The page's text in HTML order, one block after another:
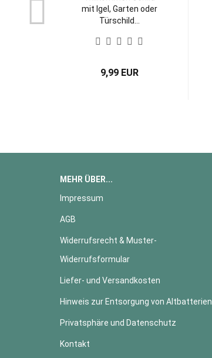
mit Igel, Garten oder
Türschild...
9,99 EUR
MEHR ÜBER...
Impressum
AGB
Widerrufsrecht & Muster-
Widerrufsformular
Liefer- und Versandkosten
Hinweis zur Entsorgung von Altbatterien
Privatsphäre und Datenschutz
Kontakt